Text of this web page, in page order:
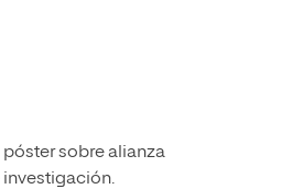
sobre alianza
investigación.